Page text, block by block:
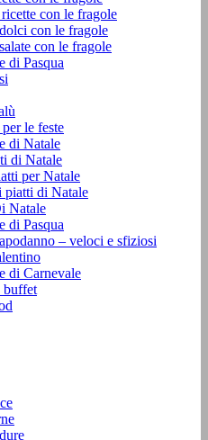
con le fragole
con le fragole
con le fragole
di Pasqua
le feste
di Natale
di Natale
per Natale
piatti di Natale
Natale
di Pasqua
– veloci e sfiziosi
di Carnevale
buffet